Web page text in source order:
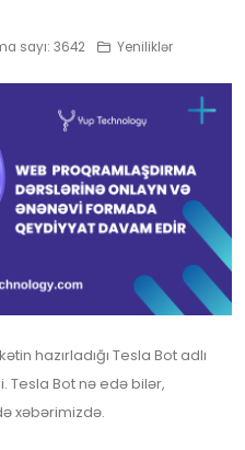
sayı: 3642 Yeniliklər
hazırladığı Tesla Bot adlı
Bot nə edə bilər,
xəbərimizdə.